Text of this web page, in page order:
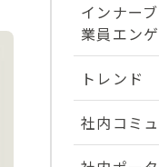
インナー
業員エン
トレンド
社内コミ